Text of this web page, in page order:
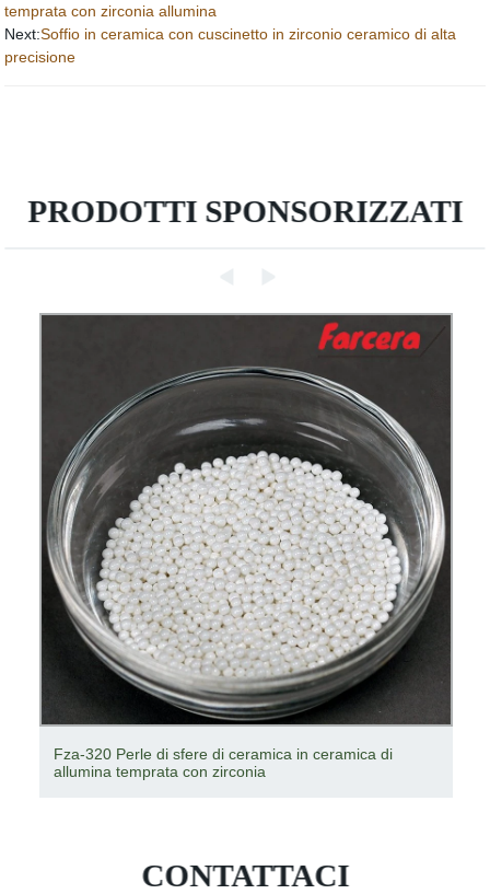
temprata con zirconia allumina
Next:Soffio in ceramica con cuscinetto in zirconio ceramico di alta
precisione
PRODOTTI SPONSORIZZATI
Fza-320 Perle di sfere di ceramica in ceramica di
allumina temprata con zirconia
CONTATTACI